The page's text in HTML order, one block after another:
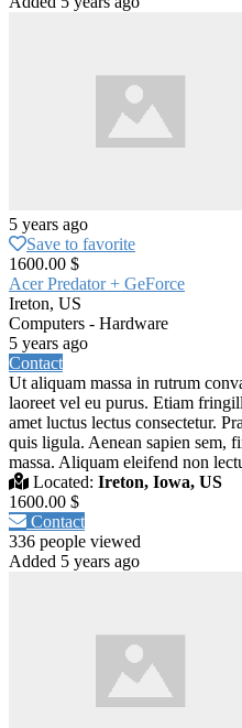
5 years ago
Save to favorite
1600.00 $
Acer Predator + GeForce
Ireton, US
Computers - Hardware
5 years ago
Contact
Ut aliquam massa in rutrum
laoreet vel eu purus. Etiam
amet luctus lectus consectetur.
quis ligula. Aenean sapien sem,
massa. Aliquam eleifend non
Located: Ireton, Iowa, US
1600.00 $
Contact
336 people viewed
Added 5 years ago